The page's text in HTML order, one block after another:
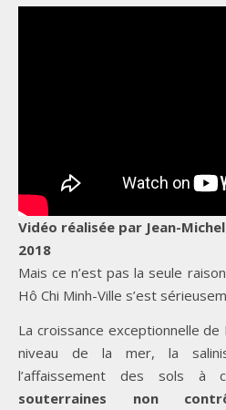
Vidéo réalisée par Jean-Michel
2018
Mais ce n’est pas la seule
Hô Chi Minh-Ville s’est
La croissance exceptionnelle de
niveau de la mer, la
l’affaissement des sols à
souterraines non